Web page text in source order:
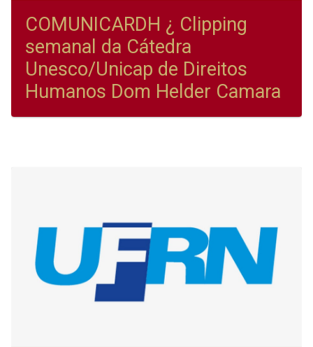
COMUNICARDH ¿ Clipping
semanal da Cátedra
Unesco/Unicap de Direitos
Humanos Dom Helder Camara